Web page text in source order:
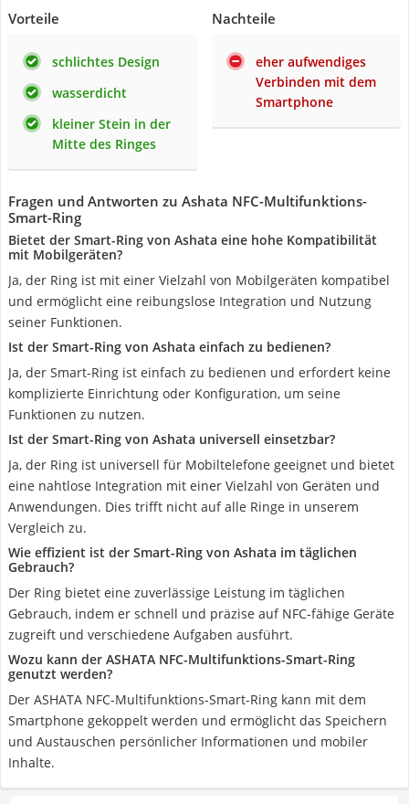
Vorteile
schlichtes Design
wasserdicht
kleiner Stein in der
Mitte des Ringes
Nachteile
eher aufwendiges
Verbinden mit dem
Smartphone
Fragen und Antworten zu Ashata NFC-Multifunktions-
Smart-Ring
Bietet der Smart-Ring von Ashata eine hohe Kompatibilität
mit Mobilgeräten?
Ja, der Ring ist mit einer Vielzahl von Mobilgeräten kompatibel
und ermöglicht eine reibungslose Integration und Nutzung
seiner Funktionen.
Ist der Smart-Ring von Ashata einfach zu bedienen?
Ja, der Smart-Ring ist einfach zu bedienen und erfordert keine
komplizierte Einrichtung oder Konfiguration, um seine
Funktionen zu nutzen.
Ist der Smart-Ring von Ashata universell einsetzbar?
Ja, der Ring ist universell für Mobiltelefone geeignet und bietet
eine nahtlose Integration mit einer Vielzahl von Geräten und
Anwendungen. Dies trifft nicht auf alle Ringe in unserem
Vergleich zu.
Wie effizient ist der Smart-Ring von Ashata im täglichen
Gebrauch?
Der Ring bietet eine zuverlässige Leistung im täglichen
Gebrauch, indem er schnell und präzise auf NFC-fähige Geräte
zugreift und verschiedene Aufgaben ausführt.
Wozu kann der ASHATA NFC-Multifunktions-Smart-Ring
genutzt werden?
Der ASHATA NFC-Multifunktions-Smart-Ring kann mit dem
Smartphone gekoppelt werden und ermöglicht das Speichern
und Austauschen persönlicher Informationen und mobiler
Inhalte.